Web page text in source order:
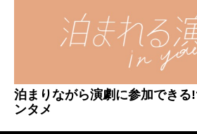
泊まりながら演劇に参加できる
ンタメ